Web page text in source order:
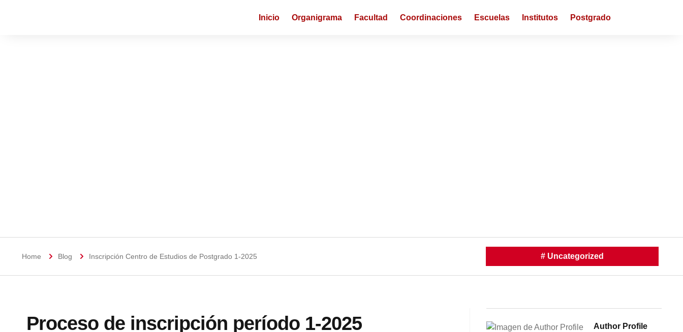
Inicio Organigrama Facultad Coordinaciones Escuelas Institutos Postgrado
Home Blog Inscripción Centro de Estudios de Postgrado 1-2025 # Uncategorized
Proceso de inscripción período 1-2025 Author Profile